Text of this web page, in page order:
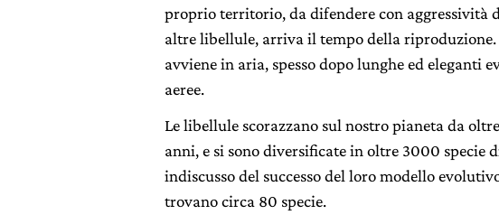
proprio territorio, da difendere con aggressività
altre libellule, arriva il tempo della riproduzione.
avviene in aria, spesso dopo lunghe ed eleganti
aeree.
Le libellule scorazzano sul nostro pianeta da
anni, e si sono diversificate in oltre 3000 specie
indiscusso del successo del loro modello
trovano circa 80 specie.